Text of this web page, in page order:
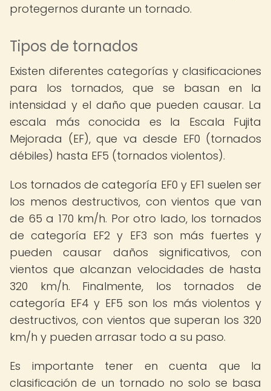
protegernos durante un tornado.
Tipos de tornados
Existen diferentes categorías y clasificaciones
para los tornados, que se basan en la
intensidad y el daño que pueden causar. La
escala más conocida es la Escala Fujita
Mejorada (EF), que va desde EF0 (tornados
débiles) hasta EF5 (tornados violentos).
Los tornados de categoría EF0 y EF1 suelen ser
los menos destructivos, con vientos que van
de 65 a 170 km/h. Por otro lado, los tornados
de categoría EF2 y EF3 son más fuertes y
pueden causar daños significativos, con
vientos que alcanzan velocidades de hasta
320 km/h. Finalmente, los tornados de
categoría EF4 y EF5 son los más violentos y
destructivos, con vientos que superan los 320
km/h y pueden arrasar todo a su paso.
Es importante tener en cuenta que la
clasificación de un tornado no solo se basa